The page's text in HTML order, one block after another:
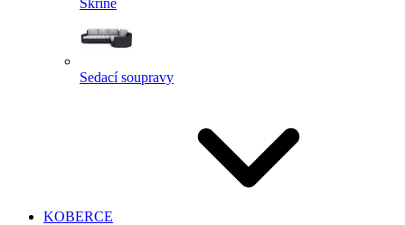
Skříně
Sedací soupravy
KOBERCE